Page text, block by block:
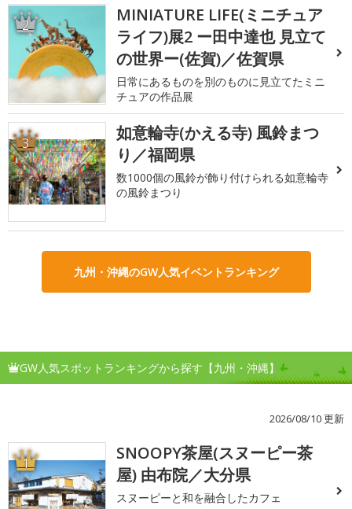
2
MINIATURE LIFE(ミニチュア
ライフ)展2 ー田中達也 見立て
の世界ー(佐賀)／佐賀県
日常にあるものを別のものに見立てたミニ
チュアの作品展
3
如意輪寺(かえる寺) 風鈴まつ
り／福岡県
数1000個の風鈴が飾り付けられる如意輪寺
の風鈴まつり
九州・沖縄のGW人気イベントランキング
GW人気スポットランキングから探す【九州・沖縄】
2026/08/10 更新
1
SNOOPY茶屋(スヌーピー茶
屋) 由布院／大分県
スヌーピーと和を融合したカフェ